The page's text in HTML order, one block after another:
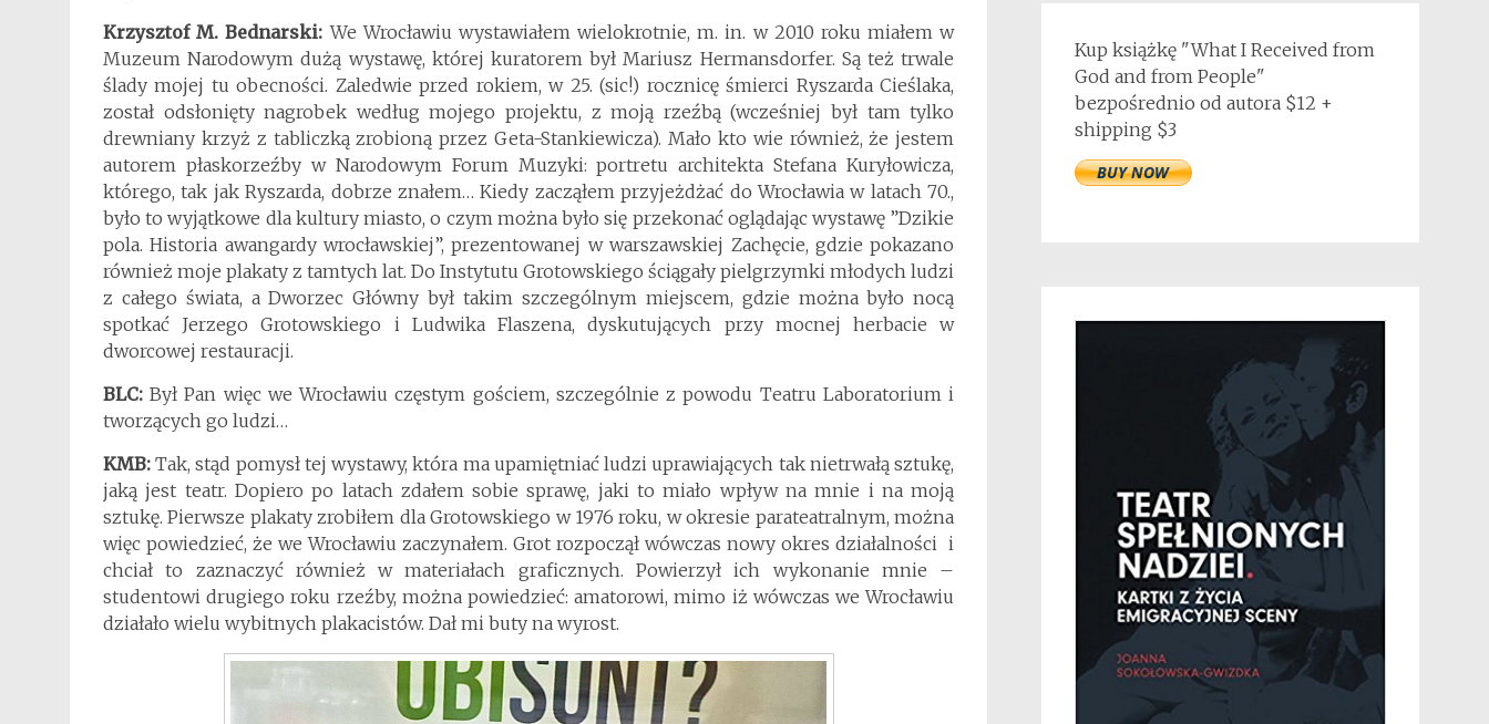
Krzysztof M. Bednarski:We Wrocławiu wystawiałem wielokrotnie, m. in. w 2010 roku miałem w
Muzeum Narodowym dużą wystawę, której kuratorem był Mariusz Hermansdorfer. Są też trwale
ślady mojej tu obecności. Zaledwie przed rokiem, w 25. (sic!) rocznicę śmierci Ryszarda Cieślaka,
został odsłonięty nagrobek według mojego projektu, z moją rzeźbą (wcześniej był tam tylko
drewniany krzyż z tabliczką zrobioną przez Geta-Stankiewicza). Mało kto wie również, że jestem
autorem płaskorzeźby w Narodowym Forum Muzyki: portretu architekta Stefana Kuryłowicza,
którego, tak jak Ryszarda, dobrze znałem… Kiedy zacząłem przyjeżdżać do Wrocławia w latach 70.,
było to wyjątkowe dla kultury miasto, o czym można było się przekonać oglądając wystawę ”Dzikie
pola. Historia awangardy wrocławskiej”, prezentowanej w warszawskiej Zachęcie, gdzie pokazano
również moje plakaty z tamtych lat. Do Instytutu Grotowskiego ściągały pielgrzymki młodych ludzi
z całego świata, a Dworzec Główny był takim szczególnym miejscem, gdzie można było nocą
spotkać Jerzego Grotowskiego i Ludwika Flaszena, dyskutujących przy mocnej herbacie w
dworcowej restauracji.
BLC:Był Pan więc we Wrocławiu częstym gościem, szczególnie z powodu Teatru Laboratorium i
tworzących go ludzi…
KMB: Tak, stąd pomysł tej wystawy, która ma upamiętniać ludzi uprawiających tak nietrwałą sztukę,
jaką jest teatr. Dopiero po latach zdałem sobie sprawę, jaki to miało wpływ na mnie i na moją
sztukę. Pierwsze plakaty zrobiłem dla Grotowskiego w 1976 roku, w okresie parateatralnym, można
więc powiedzieć, że we Wrocławiu zaczynałem. Grot rozpoczął wówczas nowy okres działalności i
chciał to zaznaczyć również w materiałach graficznych. Powierzył ich wykonanie mnie –
studentowi drugiego roku rzeźby, można powiedzieć: amatorowi, mimo iż wówczas we Wrocławiu
działało wielu wybitnych plakacistów. Dał mi buty na wyrost.
Kup książkę "What I Received from
God and from People"
bezpośrednio od autora $12 +
shipping $3